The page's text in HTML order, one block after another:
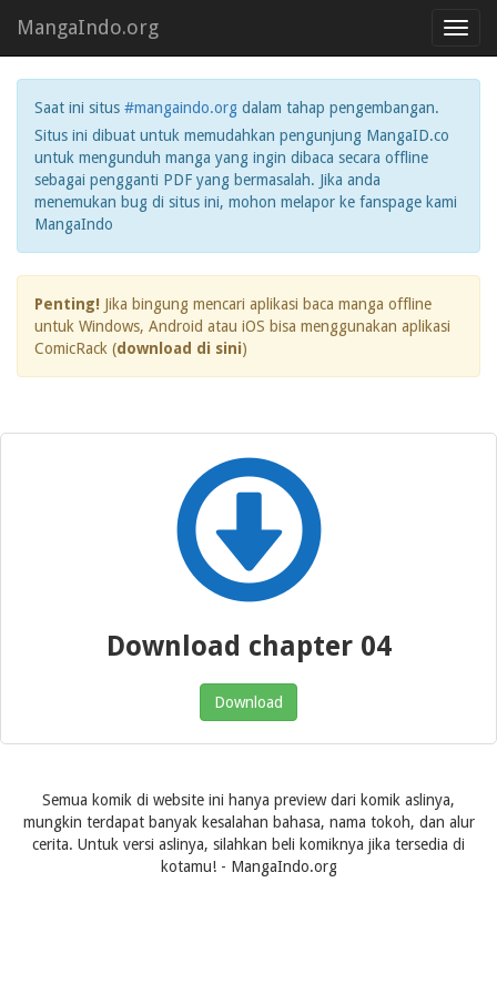
MangaIndo.org
Saat ini situs #mangaindo.org dalam tahap pengembangan.
Situs ini dibuat untuk memudahkan pengunjung MangaID.co
untuk mengunduh manga yang ingin dibaca secara offline
sebagai pengganti PDF yang bermasalah. Jika anda
menemukan bug di situs ini, mohon melapor ke fanspage kami
MangaIndo
Penting! Jika bingung mencari aplikasi baca manga offline
untuk Windows, Android atau iOS bisa menggunakan aplikasi
ComicRack (download di sini)
Download chapter 04
Download
Semua komik di website ini hanya preview dari komik aslinya,
mungkin terdapat banyak kesalahan bahasa, nama tokoh, dan alur
cerita. Untuk versi aslinya, silahkan beli komiknya jika tersedia di
kotamu! - MangaIndo.org